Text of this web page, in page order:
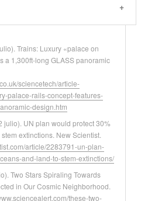
Trains: Luxury «palace on
a 1,300ft-long GLASS panoramic
sciencetech/article-
palace-rails-concept-features-
design.htm
julio). UN plan would protect 30%
extinctions. New Scientist.
article/2283791-un-plan-
and-land-to-stem-extinctions/
Two Stars Spiraling Towards
in Our Cosmic Neighborhood.
these-two-